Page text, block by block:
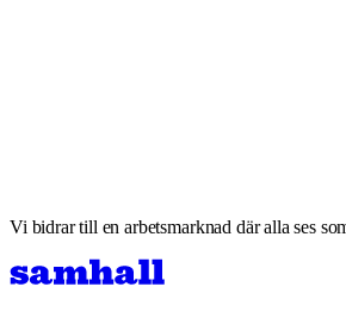
Vi bidrar till en arbetsmarknad där alla ses